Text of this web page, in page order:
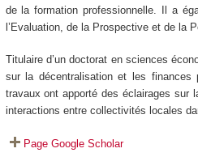
de la formation professionnelle. Il a
l’Evaluation, de la Prospective et de la
Titulaire d’un doctorat en sciences
sur la décentralisation et les finances
travaux ont apporté des éclairages sur
interactions entre collectivités locales
Page Google Scholar